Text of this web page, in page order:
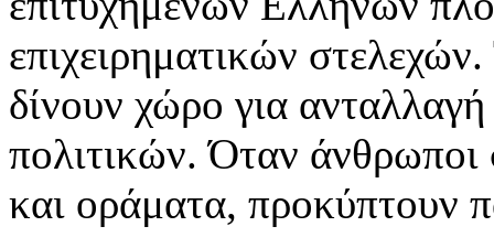
επιχειρηματικών στελεχών.
δίνουν χώρο για
πολιτικών. Όταν άνθρωποι
και οράματα, προκύπτουν